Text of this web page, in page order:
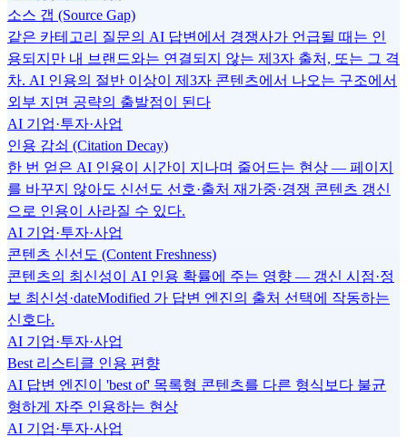
소스 갭 (Source Gap)
같은 카테고리 질문의 AI 답변에서 경쟁사가 언급될 때는 인
용되지만 내 브랜드와는 연결되지 않는 제3자 출처, 또는 그 격
차. AI 인용의 절반 이상이 제3자 콘텐츠에서 나오는 구조에서
외부 지면 공략의 출발점이 된다
AI 기업·투자·사업
인용 감쇠 (Citation Decay)
한 번 얻은 AI 인용이 시간이 지나며 줄어드는 현상 — 페이지
를 바꾸지 않아도 신선도 선호·출처 재가중·경쟁 콘텐츠 갱신
으로 인용이 사라질 수 있다.
AI 기업·투자·사업
콘텐츠 신선도 (Content Freshness)
콘텐츠의 최신성이 AI 인용 확률에 주는 영향 — 갱신 시점·정
보 최신성·dateModified 가 답변 엔진의 출처 선택에 작동하는
신호다.
AI 기업·투자·사업
Best 리스티클 인용 편향
AI 답변 엔진이 'best of' 목록형 콘텐츠를 다른 형식보다 불균
형하게 자주 인용하는 현상
AI 기업·투자·사업